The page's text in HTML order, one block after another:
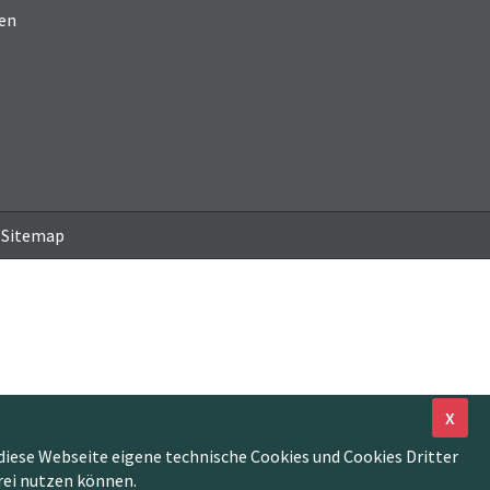
Sitemap
X
Webseite eigene technische Cookies und Cookies Dritter
nutzen können.